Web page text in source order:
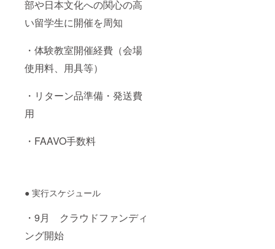
部や日本文化への関心の高
い留学生に開催を周知
・体験教室開催経費（会場
使用料、用具等）
・リターン品準備・発送費
用
・FAAVO手数料
● 実行スケジュール
・9月 クラウドファンディ
ング開始